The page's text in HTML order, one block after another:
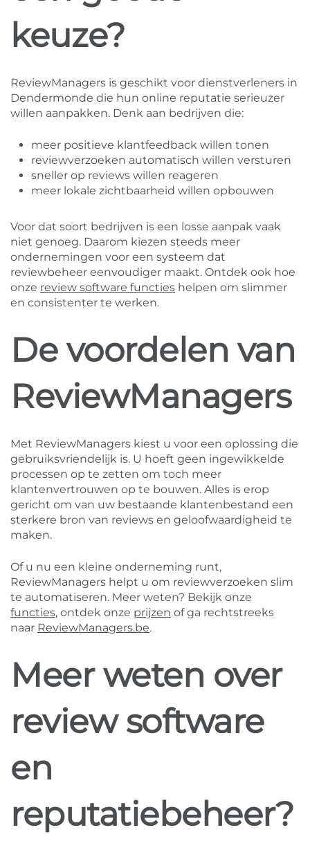
keuze?
ReviewManagers is geschikt voor dienstverleners in
Dendermonde die hun online reputatie serieuzer
willen aanpakken. Denk aan bedrijven die:
meer positieve klantfeedback willen tonen
reviewverzoeken automatisch willen versturen
sneller op reviews willen reageren
meer lokale zichtbaarheid willen opbouwen
Voor dat soort bedrijven is een losse aanpak vaak
niet genoeg. Daarom kiezen steeds meer
ondernemingen voor een systeem dat
reviewbeheer eenvoudiger maakt. Ontdek ook hoe
onze review software functies helpen om slimmer
en consistenter te werken.
De voordelen van
ReviewManagers
Met ReviewManagers kiest u voor een oplossing die
gebruiksvriendelijk is. U hoeft geen ingewikkelde
processen op te zetten om toch meer
klantenvertrouwen op te bouwen. Alles is erop
gericht om van uw bestaande klantenbestand een
sterkere bron van reviews en geloofwaardigheid te
maken.
Of u nu een kleine onderneming runt,
ReviewManagers helpt u om reviewverzoeken slim
te automatiseren. Meer weten? Bekijk onze
functies, ontdek onze prijzen of ga rechtstreeks
naar ReviewManagers.be.
Meer weten over
review software
en
reputatiebeheer?